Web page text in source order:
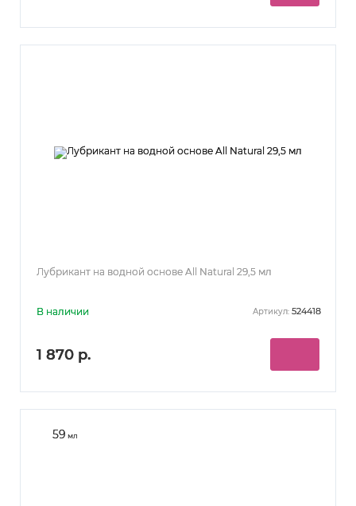
Лубрикант на водной основе All Natural 29,5 мл
В наличии Артикул: 524418
1 870 р.
59 мл